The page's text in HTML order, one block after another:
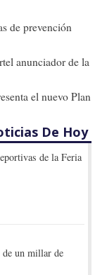
de prevención
anunciador de la
el nuevo Plan
De Hoy
de la Feria
un millar de